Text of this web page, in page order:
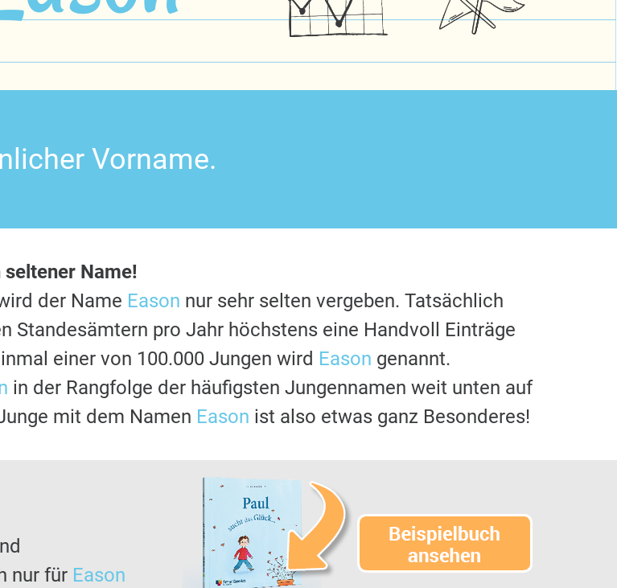
Vorname.
Name!
der Name Eason nur sehr selten vergeben. Tatsächlich
Standesämtern pro Jahr höchstens eine Handvoll Einträge
einer von 100.000 Jungen wird Eason genannt.
in der Rangfolge der häufigsten Jungennamen weit unten auf
mit dem Namen Eason ist also etwas ganz Besonderes!
nur für Eason